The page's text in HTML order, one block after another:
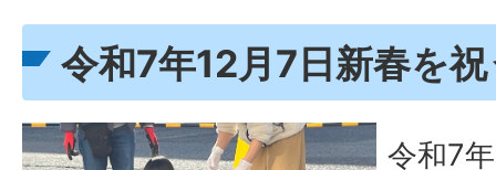
令和7年12月7日新春を
令和7